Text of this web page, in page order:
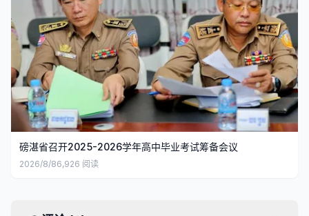
磅湛省召开2025-2026学年高中毕业考试筹备会议
2026/8/86,926 阅读